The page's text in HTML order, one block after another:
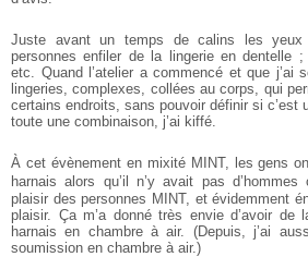
Juste avant un temps de calins les yeux
personnes enfiler de la lingerie en dentelle ;
etc. Quand l’atelier a commencé et que j’ai
lingeries, complexes, collées au corps, qui
certains endroits, sans pouvoir définir si c’est
toute une combinaison, j’ai kiffé.
À cet évènement en mixité MINT, les gens
harnais alors qu’il n’y avait pas
plaisir des personnes MINT, et évidemment
plaisir. Ça m’a donné très envie d’avoir
harnais en chambre à air. (Depuis, j’ai
soumission en chambre à air.)